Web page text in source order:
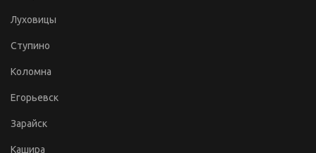
Луховицы
Ступино
Коломна
Егорьевск
Зарайск
Кашира